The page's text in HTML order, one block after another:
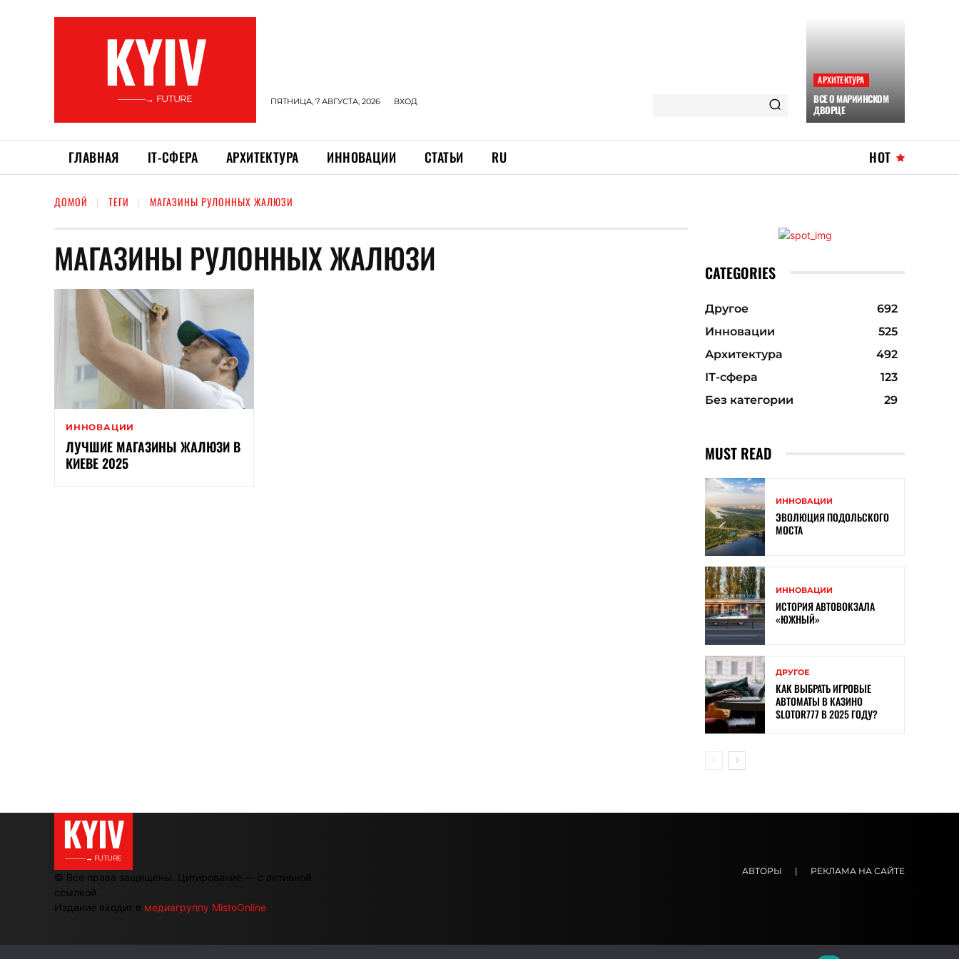
KYIV
———→ FUTURE ПЯТНИЦА, 7 АВГУСТА, 2026 ВХОД
АРХИТЕКТУРА
ВСЕ О МАРИИНСКОМ
ДВОРЦЕ
ГЛАВНАЯ ІТ-СФЕРА АРХИТЕКТУРА ИННОВАЦИИ СТАТЬИ RU HOT
ДОМОЙ ТЕГИ МАГАЗИНЫ РУЛОННЫХ ЖАЛЮЗИ
МАГАЗИНЫ РУЛОННЫХ ЖАЛЮЗИ
ИННОВАЦИИ
ЛУЧШИЕ МАГАЗИНЫ ЖАЛЮЗИ В
КИЕВЕ 2025
CATEGORIES
Другое
692
Инновации
525
Архитектура
492
ІТ-сфера
123
Без категории
29
MUST READ
ИННОВАЦИИ
ЭВОЛЮЦИЯ ПОДОЛЬСКОГО
МОСТА
ИННОВАЦИИ
ИСТОРИЯ АВТОВОКЗАЛА
«ЮЖНЫЙ»
ДРУГОЕ
КАК ВЫБРАТЬ ИГРОВЫЕ
АВТОМАТЫ В КАЗИНО
SLOTOR777 В 2025 ГОДУ?
KYIV
———→ FUTURE
© Все права защищены. Цитирование — с активной
ссылкой.
Издание входит в медиагруппу MistoOnline
АВТОРЫ | РЕКЛАМА НА САЙТЕ